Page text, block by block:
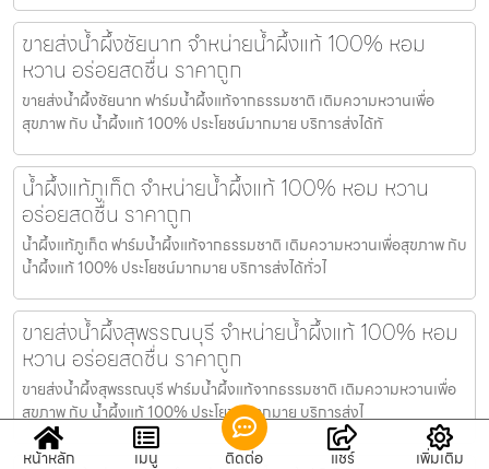
ขายส่งน้ำผึ้งชัยนาท จำหน่ายน้ำผึ้งแท้ 100% หอม
หวาน อร่อยสดชื่น ราคาถูก
ขายส่งน้ำผึ้งชัยนาท ฟาร์มน้ำผึ้งแท้จากธรรมชาติ เติมความหวานเพื่อ
สุขภาพ กับ น้ำผึ้งแท้ 100% ประโยชน์มากมาย บริการส่งได้ทั
น้ำผึ้งแท้ภูเก็ต จำหน่ายน้ำผึ้งแท้ 100% หอม หวาน
อร่อยสดชื่น ราคาถูก
น้ำผึ้งแท้ภูเก็ต ฟาร์มน้ำผึ้งแท้จากธรรมชาติ เติมความหวานเพื่อสุขภาพ กับ
น้ำผึ้งแท้ 100% ประโยชน์มากมาย บริการส่งได้ทั่วไ
ขายส่งน้ำผึ้งสุพรรณบุรี จำหน่ายน้ำผึ้งแท้ 100% หอม
หวาน อร่อยสดชื่น ราคาถูก
ขายส่งน้ำผึ้งสุพรรณบุรี ฟาร์มน้ำผึ้งแท้จากธรรมชาติ เติมความหวานเพื่อ
สุขภาพ กับ น้ำผึ้งแท้ 100% ประโยชน์มากมาย บริการส่งไ
หน้าหลัก เมนู ติดต่อ แชร์ เพิ่มเติม